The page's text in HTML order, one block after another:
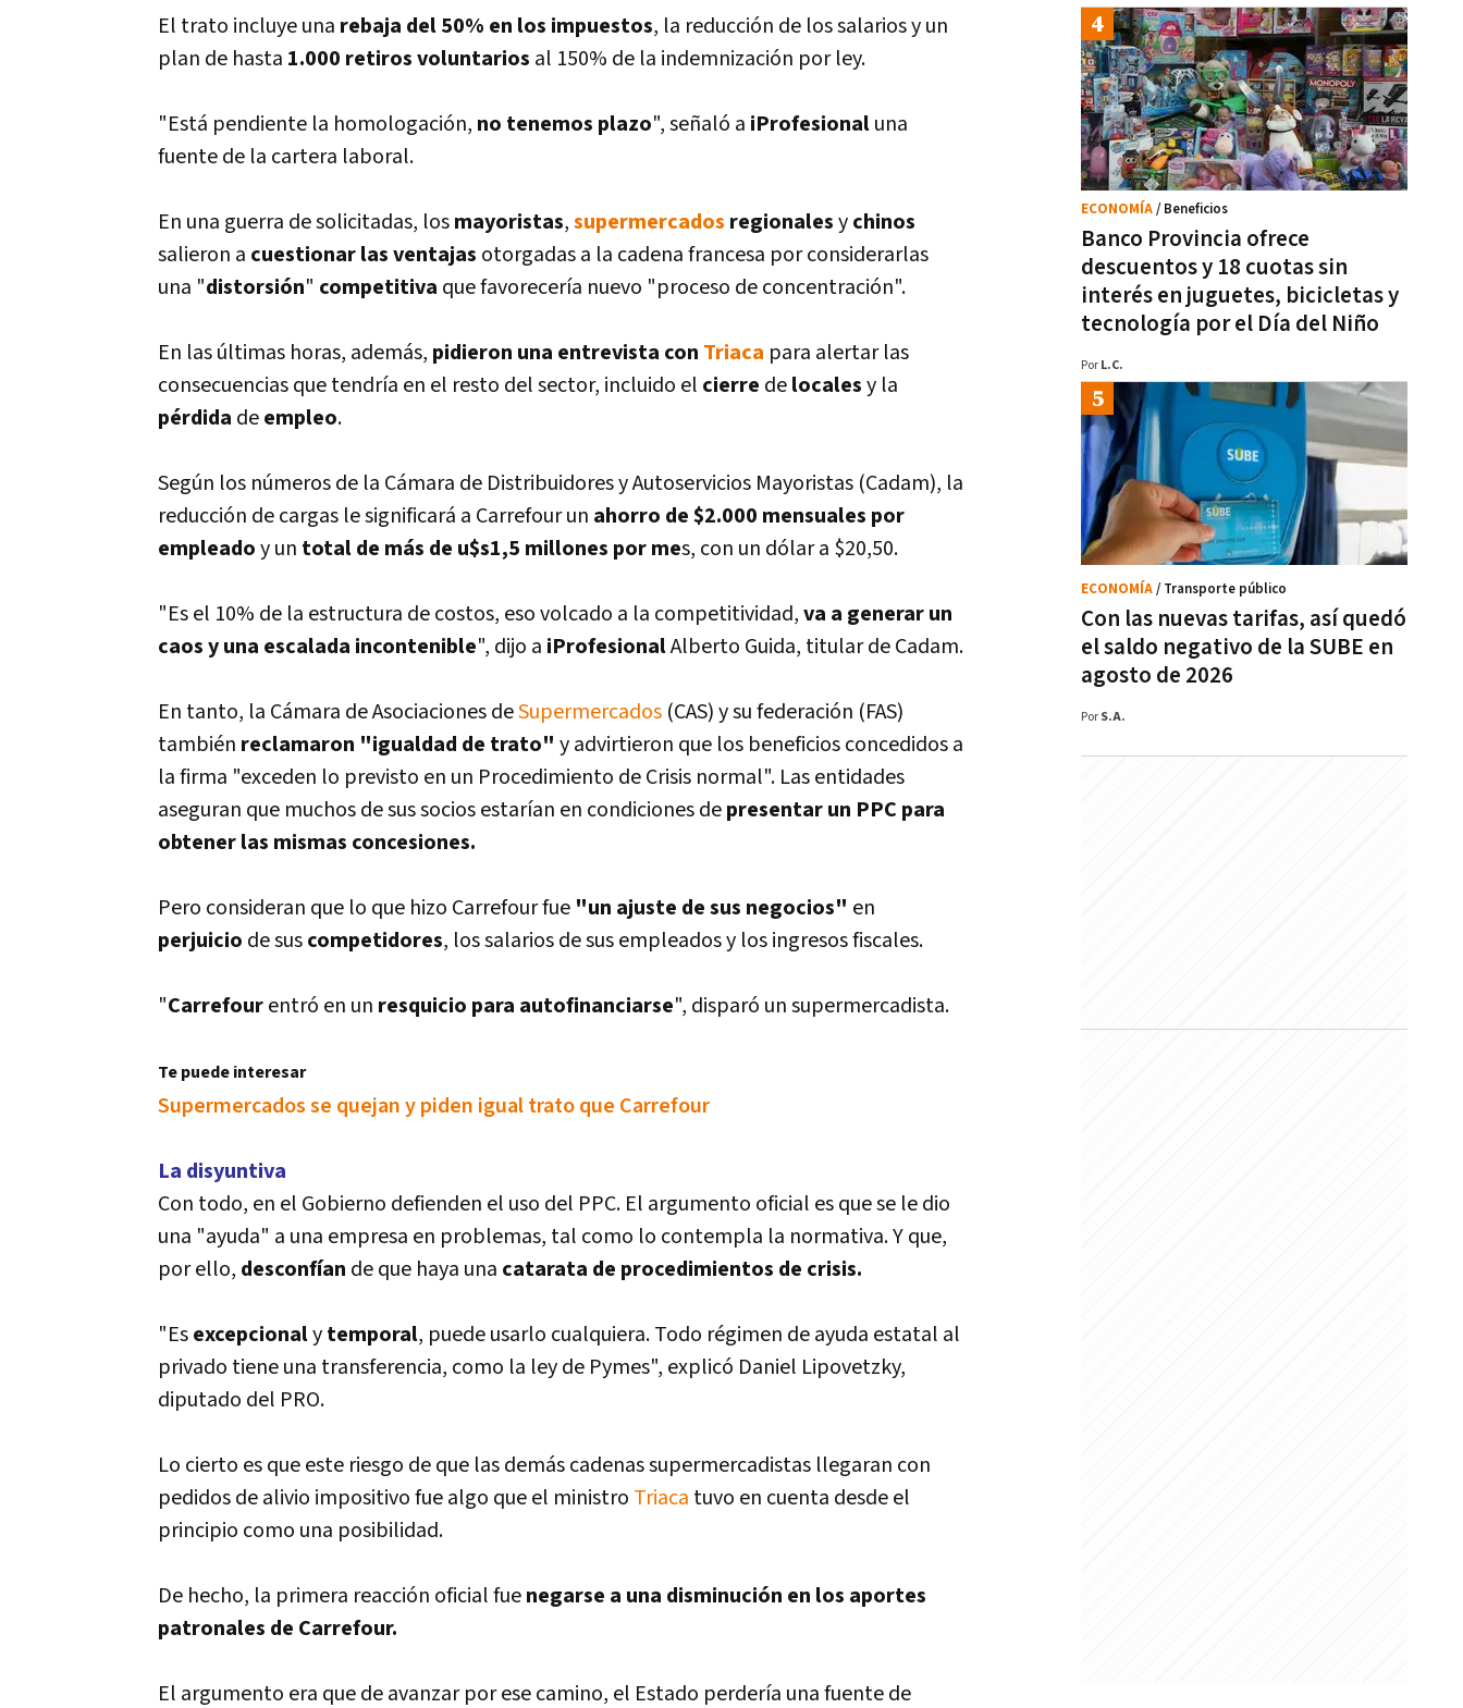
El trato incluye una rebaja del 50% en los impuestos, la reducción de los salarios y un
plan de hasta 1.000 retiros voluntarios al 150% de la indemnización por ley.
"Está pendiente la homologación, no tenemos plazo", señaló a iProfesionaluna
fuente de la cartera laboral.
En una guerra de solicitadas, losmayoristas,supermercados regionalesychinos
salieron a cuestionar las ventajas otorgadas a la cadena francesa por considerarlas
una "distorsión" competitiva que favorecerí­a nuevo "proceso de concentración".
En las últimas horas, además, pidieron una entrevista con Triaca para alertar las
consecuencias que tendrí­a en el resto del sector, incluido el cierre delocalesy la
pérdida deempleo.
Según los números de la Cámara de Distribuidores y Autoservicios Mayoristas (Cadam), la
reducción de cargas le significará a Carrefour un ahorro de $2.000 mensuales por
empleadoy un total de más de u$s1,5 millones por mes, con un dólar a $20,50.
"Es el 10% de la estructura de costos, eso volcado a la competitividad,va a generar un
caos y una escalada incontenible", dijo a iProfesionalAlberto Guida, titular de Cadam.
En tanto, la Cámara de Asociaciones deSupermercados (CAS) y su federación (FAS)
también reclamaron "igualdad de trato" y advirtieron que los beneficios concedidos a
la firma "exceden lo previsto en un Procedimiento de Crisis normal". Las entidades
aseguran que muchos de sus socios estarí­an en condiciones depresentar un PPC para
obtener las mismas concesiones.
Pero consideran que lo que hizo Carrefour fue "un ajuste de sus negocios" en
perjuicio de suscompetidores, los salarios de sus empleados y los ingresos fiscales.
"Carrefourentró en un resquicio para autofinanciarse", disparó un supermercadista.
Te puede interesar
Supermercados se quejan y piden igual trato que Carrefour
La disyuntiva
Con todo, en el Gobierno defienden el uso del PPC. El argumento oficial es que se le dio
una "ayuda" a una empresa en problemas, tal como lo contempla la normativa. Y que,
por ello, desconfí­an de que haya una catarata de procedimientos de crisis.
"Esexcepcionalytemporal, puede usarlo cualquiera. Todo régimen de ayuda estatal al
privado tiene una transferencia, como la ley de Pymes", explicó Daniel Lipovetzky,
diputado del PRO.
Lo cierto es que este riesgo de que las demás cadenas supermercadistas llegaran con
pedidos de alivio impositivo fue algo que el ministro Triaca tuvo en cuenta desde el
principio como una posibilidad.
De hecho, la primera reacción oficial fuenegarse a una disminución en los aportes
patronales de Carrefour.
El argumento era que de avanzar por ese camino, el Estado perderí­a una fuente de
Banco Provincia ofrece
descuentos y 18 cuotas sin
interés en juguetes, bicicletas y
tecnología por el Día del Niño
ECONOMÍA/ Beneficios
Por L.C.
Con las nuevas tarifas, así quedó
el saldo negativo de la SUBE en
agosto de 2026
ECONOMÍA/ Transporte público
Por S.A.